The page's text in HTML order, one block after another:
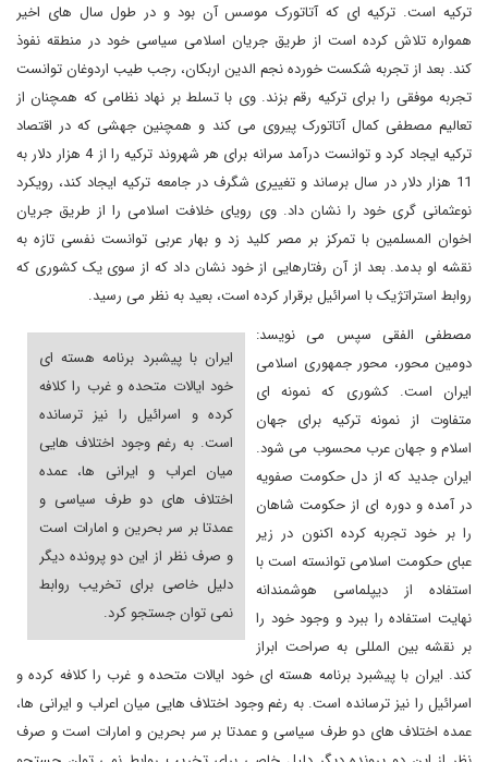
ترکیه است. ترکیه ای که آتاتورک موسس آن بود و در طول سال های اخیر
همواره تلاش کرده است از طریق جریان اسلامی سیاسی خود در منطقه نفوذ
کند. بعد از تجربه شکست خورده نجم الدین اربکان، رجب طیب اردوغان توانست
تجربه موفقی را برای ترکیه رقم بزند. وی با تسلط بر نهاد نظامی که همچنان از
تعالیم مصطفی کمال آتاتورک پیروی می کند و همچنین جهشی که در اقتصاد
ترکیه ایجاد کرد و توانست درآمد سرانه برای هر شهروند ترکیه را از 4 هزار دلار به
11 هزار دلار در سال برساند و تغییری شگرف در جامعه ترکیه ایجاد کند، رویکرد
نوعثمانی گری خود را نشان داد. وی رویای خلافت اسلامی را از طریق جریان
اخوان المسلمین با تمرکز بر مصر کلید زد و بهار عربی توانست نفسی تازه به
نقشه او بدمد. بعد از آن رفتارهایی از خود نشان داد که از سوی یک کشوری که
روابط استراتژیک با اسرائیل برقرار کرده است، بعید به نظر می رسید.
ایران با پیشبرد برنامه هسته ای
خود ایالات متحده و غرب را کلافه
کرده و اسرائیل را نیز ترسانده
است. به رغم وجود اختلاف هایی
میان اعراب و ایرانی ها، عمده
اختلاف های دو طرف سیاسی و
عمدتا بر سر بحرین و امارات است
و صرف نظر از این دو پرونده دیگر
دلیل خاصی برای تخریب روابط
نمی توان جستجو کرد.
مصطفی الفقی سپس می نویسد:
دومین محور، محور جمهوری اسلامی
ایران است. کشوری که نمونه ای
متفاوت از نمونه ترکیه برای جهان
اسلام و جهان عرب محسوب می شود.
ایران جدید که از دل حکومت صفویه
در آمده و دوره ای از حکومت شاهان
را بر خود تجربه کرده اکنون در زیر
عبای حکومت اسلامی توانسته است با
استفاده از دیپلماسی هوشمندانه
نهایت استفاده را ببرد و وجود خود را
بر نقشه بین المللی به صراحت ابراز
کند. ایران با پیشبرد برنامه هسته ای خود ایالات متحده و غرب را کلافه کرده و
اسرائیل را نیز ترسانده است. به رغم وجود اختلاف هایی میان اعراب و ایرانی ها،
عمده اختلاف های دو طرف سیاسی و عمدتا بر سر بحرین و امارات است و صرف